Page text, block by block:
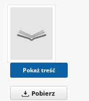
Pokaż treść
Pobierz